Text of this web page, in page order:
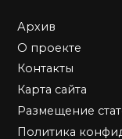
Какая
какие
Архив
О проекте
Контакты
Карта сайта
Размещение
Политика